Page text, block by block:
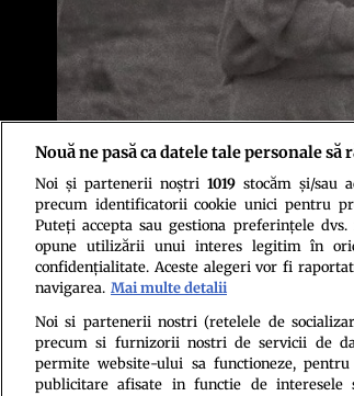
Nouă ne pasă ca datele tale personale
Noi și partenerii noștri 1019stocăm și/sau
precum identificatorii cookie unici pentru
Puteți accepta sau gestiona preferințele
opune utilizării unui interes legitim în
confidențialitate. Aceste alegeri vor fi
navigarea. Mai multe detalii
Noi si partenerii nostri (retelele de
precum si furnizorii nostri de servicii de
permite website-ului sa functioneze,
publicitare afisate in functie de